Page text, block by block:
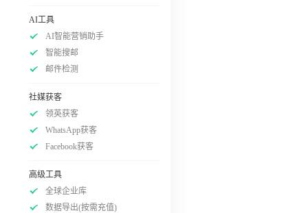
AI工具
AI智能营销助手
智能搜邮
邮件检测
社媒获客
领英获客
WhatsApp获客
Facebook获客
高级工具
全球企业库
数据导出(按需充值)